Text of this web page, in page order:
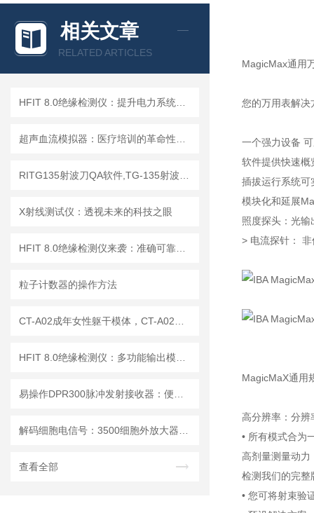
相关文章
RELATED ARTICLES
X射线测试仪：透视未来的科技之眼
粒子计数器的操作方法
查看全部
MagicMax通用
您的万用表解决
一个强力设备
软件提供快速概
插拔运行系统可
模块化和延展
照度探头：光
> 电流探针：
MagicMaX通用
高分辨率：分辨
• 所有模式合为
高剂量测量动
检测我们的完
• 您可将射束验